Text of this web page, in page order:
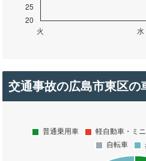
交通事故の広島市東区の